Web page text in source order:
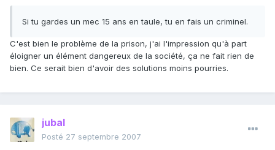
Si tu gardes un mec 15 ans en taule, tu en fais un criminel.
C'est bien le problème de la prison, j'ai l'impression qu'à part
éloigner un élément dangereux de la société, ça ne fait rien de
bien. Ce serait bien d'avoir des solutions moins pourries.
jubal
Posté 27 septembre 2007